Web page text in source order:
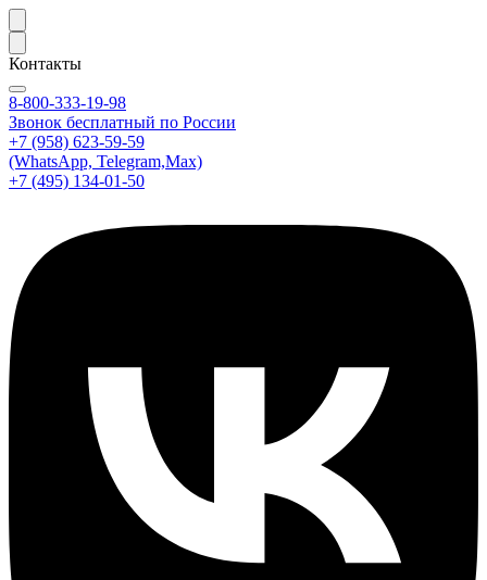
Контакты
8-800-333-19-98
Звонок бесплатный по России
+7 (958) 623-59-59
(WhatsApp, Telegram,Max)
+7 (495) 134-01-50